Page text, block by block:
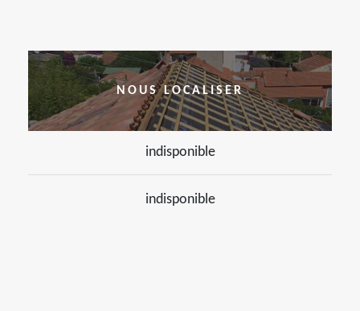
NOUS LOCALISER
indisponible
indisponible